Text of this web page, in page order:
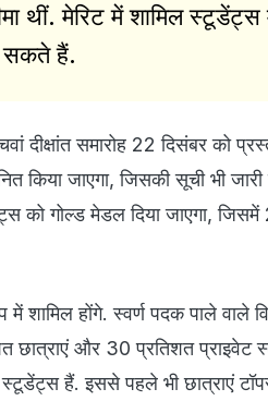
थीं. मेरिट में शामिल
सकते हैं.
दीक्षांत समारोह 22 दिसंबर को
किया जाएगा, जिसकी सूची भी
को गोल्ड मेडल दिया जाएगा, जिसमें
होंगे. स्वर्ण पदक पाले वाले
छात्राएं और 30 प्रतिशत प्राइवेट
हैं. इससे पहले भी छात्राएं